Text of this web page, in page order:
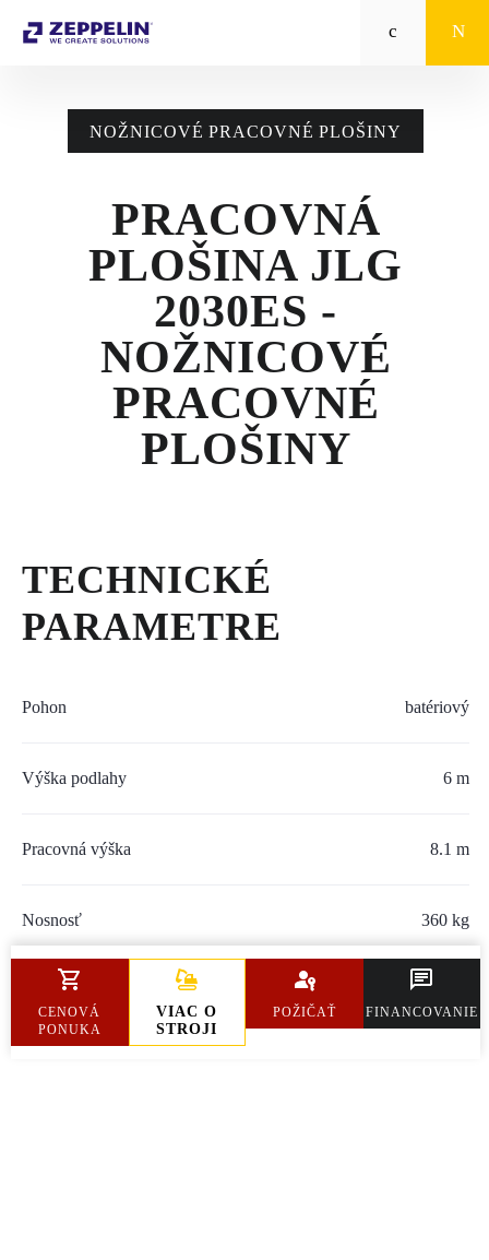
STROJE PRE
MALÁ MECHANIZÁCIA
ENERGETICKÉ SYSTÉMY
TRACTO
POŽIČOVŇA
POUŽITÉ STROJE
MÔJSTROJ.SK
TLAČOVÉ CENTRUM
Z SHOP
KONTAKTY
NOŽNICOVÉ PRACOVNÉ PLOŠINY
PRACOVNÁ
PLOŠINA JLG
2030ES -
NOŽNICOVÉ
PRACOVNÉ
PLOŠINY
TECHNICKÉ
PARAMETRE
Pohon batériový
Výška podlahy 6 m
Pracovná výška 8.1 m
Nosnosť 360 kg
Hmotnosť 2 094 kg
CENOVÁ
PONUKA
VIAC O
STROJI
POŽIČAŤ FINANCOVANIE